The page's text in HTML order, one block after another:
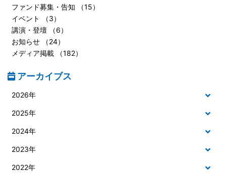
ファンド募集・告知 （15）
イベント （3）
講演・登壇 （6）
お知らせ （24）
メディア掲載 （182）
アーカイブス
2026年
2025年
2024年
2023年
2022年